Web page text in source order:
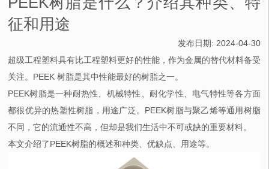
征和用途
发布日期: 2024-04-30
超级工程塑料具有比工程塑料更好的性能，作为金属的替代材料备受
关注。PEEK 树脂是其中性能最好的树脂之一。
PEEK树脂是一种耐热性、机械特性、耐化学性、电气特性等各方面
都很优异的热塑性树脂，用途广泛。PEEK树脂与聚乙烯等通用树脂
不同，它的流通性不高，但却是我们生活中不可或缺的重要材料。
本文介绍了PEEK树脂的概述和种类、优缺点、用途等。